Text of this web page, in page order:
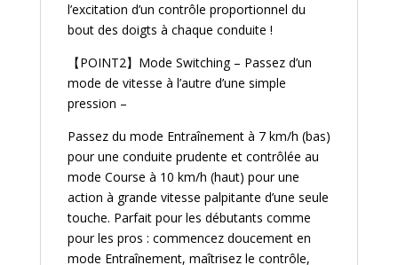
l’excitation d’un contrôle proportionnel du
bout des doigts à chaque conduite !
【POINT2】Mode Switching – Passez d’un
mode de vitesse à l’autre d’une simple
pression –
Passez du mode Entraînement à 7 km/h (bas)
pour une conduite prudente et contrôlée au
mode Course à 10 km/h (haut) pour une
action à grande vitesse palpitante d’une seule
touche. Parfait pour les débutants comme
pour les pros : commencez doucement en
mode Entraînement, maîtrisez le contrôle,